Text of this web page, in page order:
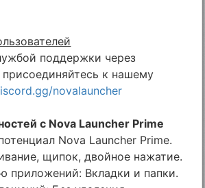
поддержки через
к нашему
novalauncher
с Nova Launcher Prime
Nova Launcher Prime.
щипок, двойное нажатие.
приложений: Вкладки и папки.